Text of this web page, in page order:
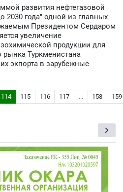
развития нефтегазовой
2030 года" одной из главных
Президентом Сердаром
увеличение
продукции для
рынка Туркменистана
экпорта в зарубежные
114 115 116 117 ... 158 159